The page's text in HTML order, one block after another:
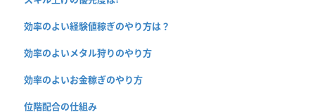
効率のよい経験値稼ぎのやり方は？
効率のよいメタル狩りのやり方
効率のよいお金稼ぎのやり方
位階配合の仕組み